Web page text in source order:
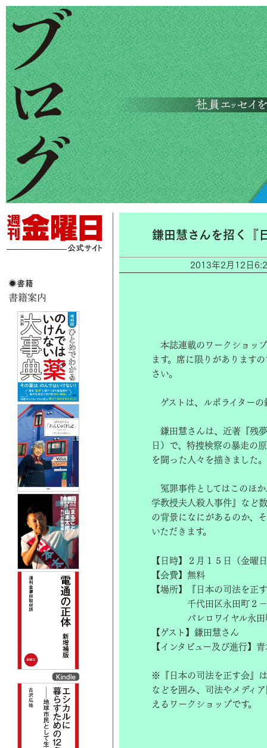
鎌田慧さんを招く『
2013年2月12日
本誌連載のワークショッ
ます。席に限りがあります
さい。
ゲストは、ルポライターの
鎌田慧さんは、近著『残
日）で、特捜検察の暴走の
を闘った人々を描きました。
冤罪事件としてはこのほ
学教授夫人殺人事件』など
の背景になにがあるのか、
いただきます。
【日時】２月１５日（金曜
【会費】無料
【場所】『日本の司法を正
千代田区永田町２－
パレロワイヤル永田町
【ゲスト】鎌田慧さん
【インタビュー及び進行】
※『日本の司法を正す会』
などを囲み、司法やメディ
えるワークショップです。